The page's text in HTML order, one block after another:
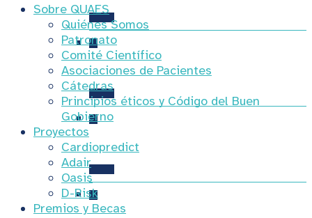
VIII Congreso MS
VII Congreso MS
Sobre QUAES
Quiénes Somos
Patronato
Comité Científico
Asociaciones de Pacientes
Cátedras
Principios éticos y Código del Buen
Gobierno
Proyectos
Cardiopredict
Adair
Oasis
D-Risk
Premios y Becas